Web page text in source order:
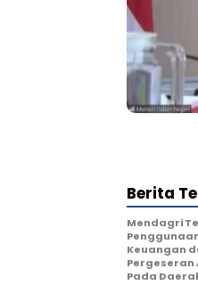
Berita
Mendagri
Keuangan
Pergeseran
Pada